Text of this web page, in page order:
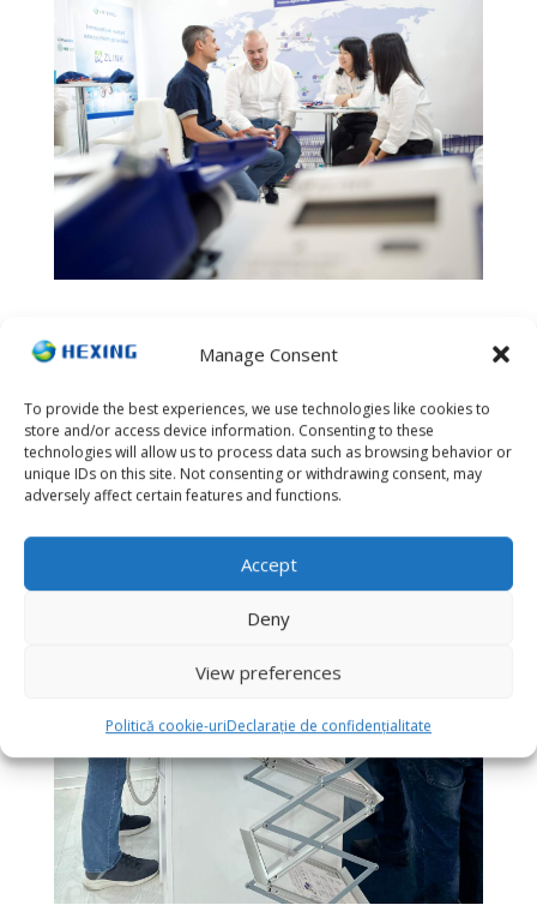
Manage Consent
To provide the best experiences, we use technologies like cookies to
store and/or access device information. Consenting to these
technologies will allow us to process data such as browsing behavior or
unique IDs on this site. Not consenting or withdrawing consent, may
adversely affect certain features and functions.
Accept
Deny
View preferences
Politică cookie-uriDeclarație de confidențialitate